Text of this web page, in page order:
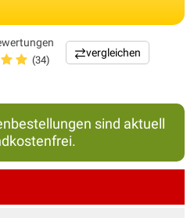
(34)
vergleichen
sind aktuell